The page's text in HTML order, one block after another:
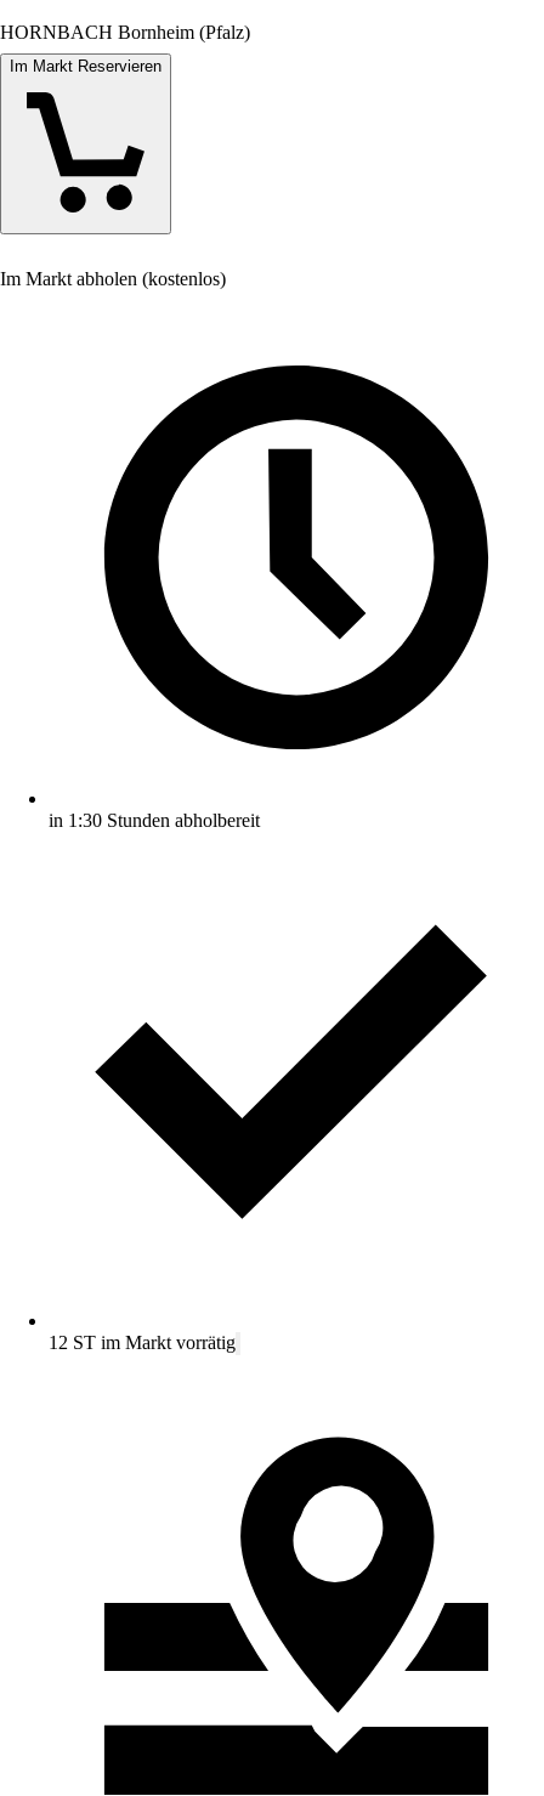
HORNBACH Bornheim (Pfalz)
Im Markt Reservieren
Im Markt abholen (kostenlos)
in 1:30 Stunden abholbereit
12 ST im Markt vorrätig